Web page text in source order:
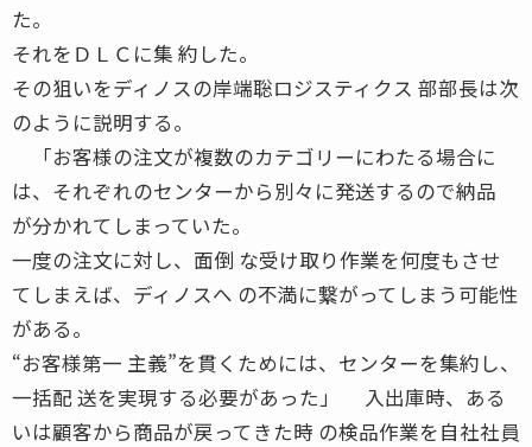
た。
それをＤＬＣに集 約した。
その狙いをディノスの岸端聡ロジスティクス 部部長は次
のように説明する。
「お客様の注文が複数のカテゴリーにわたる場合に
は、それぞれのセンターから別々に発送するので納品
が分かれてしまっていた。
一度の注文に対し、面倒 な受け取り作業を何度もさせ
てしまえば、ディノスへ の不満に繋がってしまう可能性
がある。
“お客様第一 主義”を貫くためには、センターを集約し、
一括配 送を実現する必要があった」 入出庫時、ある
いは顧客から商品が戻ってきた時 の検品作業を自社社員